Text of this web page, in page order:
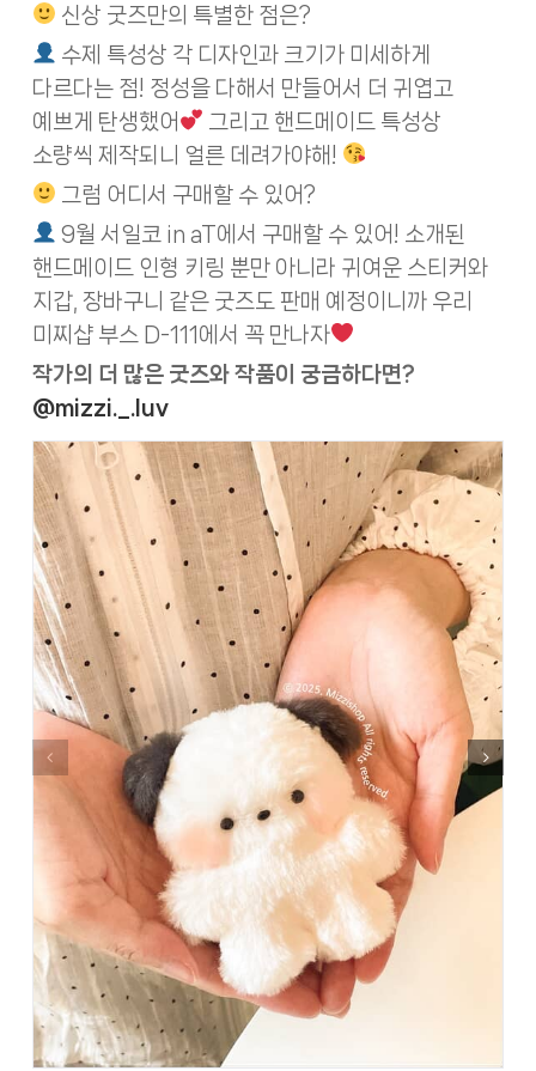
신상 굿즈만의 특별한 점은?
수제 특성상 각 디자인과 크기가 미세하게
다르다는 점! 정성을 다해서 만들어서 더 귀엽고
예쁘게 탄생했어
그리고 핸드메이드 특성상
소량씩 제작되니 얼른 데려가야해!
그럼 어디서 구매할 수 있어?
9월 서일코 in aT에서 구매할 수 있어! 소개된
핸드메이드 인형 키링 뿐만 아니라 귀여운 스티커와
지갑, 장바구니 같은 굿즈도 판매 예정이니까 우리
미찌샵 부스 D-111에서 꼭 만나자
작가의 더 많은 굿즈와 작품이 궁금하다면?
@mizzi._.luv